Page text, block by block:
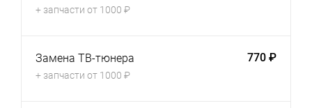
+ запчасти от 1000 ₽
Замена ТВ-тюнера
+ запчасти от 1000 ₽
770 ₽